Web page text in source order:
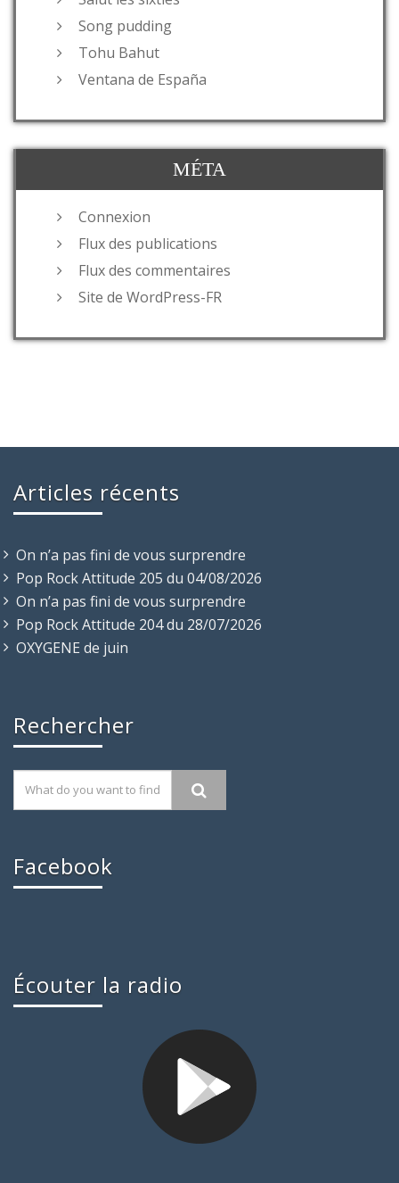
Song pudding
Tohu Bahut
Ventana de España
MÉTA
Connexion
Flux des publications
Flux des commentaires
Site de WordPress-FR
Articles récents
On n’a pas fini de vous surprendre
Pop Rock Attitude 205 du 04/08/2026
On n’a pas fini de vous surprendre
Pop Rock Attitude 204 du 28/07/2026
OXYGENE de juin
Rechercher
Facebook
Écouter la radio